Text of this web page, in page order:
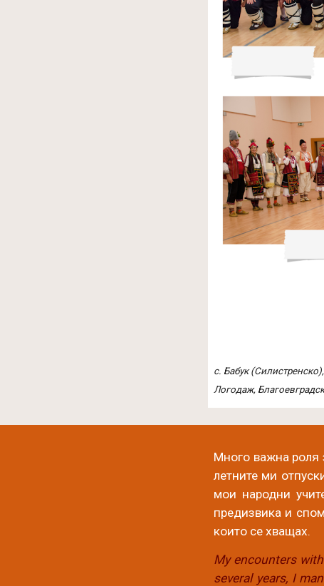
с. Бабук
Логодаж,
Много важна роля
летните ми
мои народни
предизвика и
които се хващах.
My encounters
several years, I